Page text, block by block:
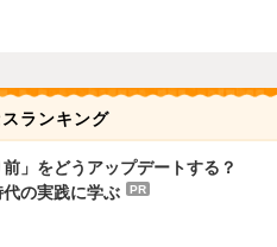
ランキング
前」をどうアップデートする？
の実践に学ぶ
PR